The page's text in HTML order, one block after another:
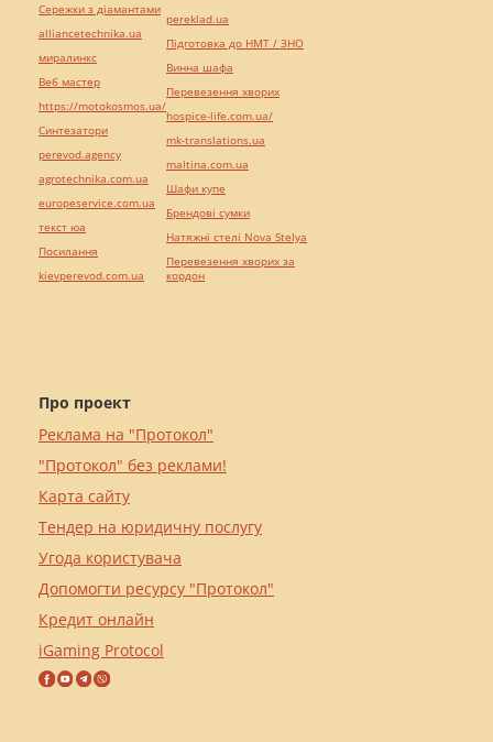
Про проект
Реклама на "Протокол"
"Протокол" без реклами!
Карта сайту
Тендер на юридичну послугу
Угода користувача
Допомогти ресурсу "Протокол"
Кредит онлайн
iGaming Protocol
Сережки з діамантами
alliancetechnika.ua
миралинкс
Веб мастер
https://motokosmos.ua/
Синтезатори
perevod.agency
agrotechnika.com.ua
europeservice.com.ua
текст юа
Посилання
kievperevod.com.ua
pereklad.ua
Підготовка до НМТ / ЗНО
Винна шафа
Перевезення хворих
hospice-life.com.ua/
mk-translations.ua
maltina.com.ua
Шафи купе
Брендові сумки
Натяжні стелі Nova Stelya
Перевезення хворих за
кордон